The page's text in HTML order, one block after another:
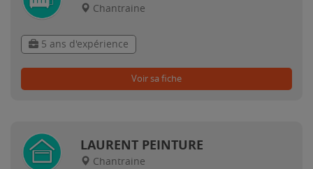
Chantraine
5 ans d'expérience
Voir sa fiche
LAURENT PEINTURE
Chantraine